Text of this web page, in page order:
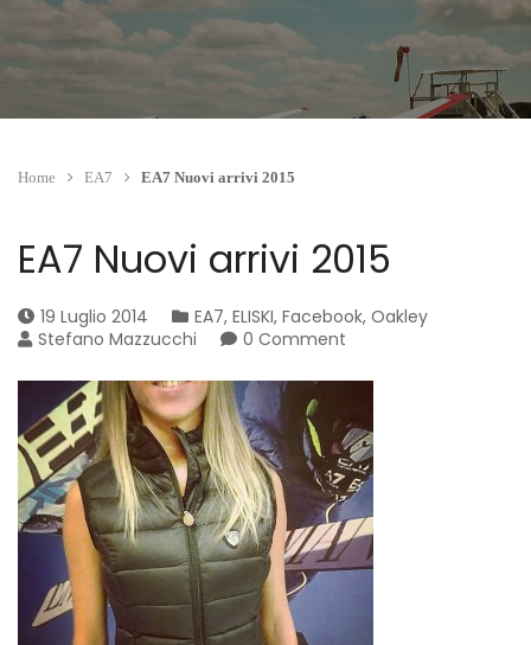
Home EA7 EA7 Nuovi arrivi 2015
EA7 Nuovi arrivi 2015
19 Luglio 2014 EA7, ELISKI, Facebook, Oakley
Stefano Mazzucchi
0 Comment